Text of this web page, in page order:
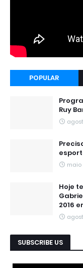
POPULAR
Ruy
maio
Hoje
2016
SUBSCRIBE US